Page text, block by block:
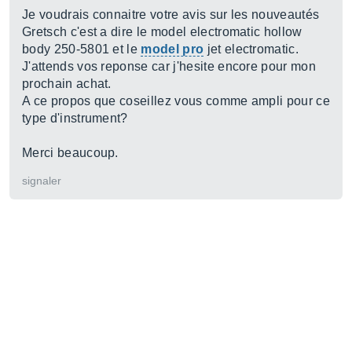
Je voudrais connaitre votre avis sur les nouveautés
Gretsch c'est a dire le model electromatic hollow
body 250-5801 et le model pro jet electromatic.
J'attends vos reponse car j'hesite encore pour mon
prochain achat.
A ce propos que coseillez vous comme ampli pour ce
type d'instrument?
Merci beaucoup.
signaler